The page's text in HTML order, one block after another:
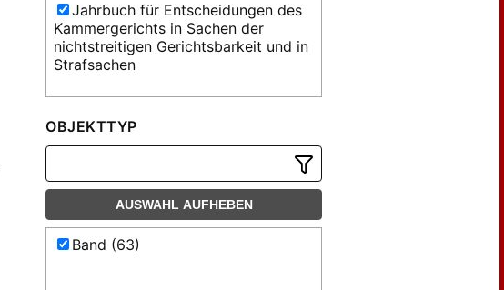
Jahrbuch für Entscheidungen des
Kammergerichts in Sachen der
nichtstreitigen Gerichtsbarkeit und in
Strafsachen
OBJEKTTYP
AUSWAHL AUFHEBEN
Band (63)